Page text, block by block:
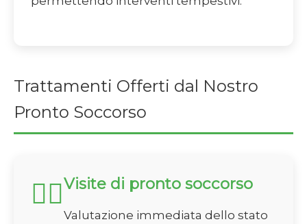
Trattamenti Offerti dal Nostro
Pronto Soccorso
🏃‍♂️Visite di pronto soccorso
Valutazione immediata dello stato